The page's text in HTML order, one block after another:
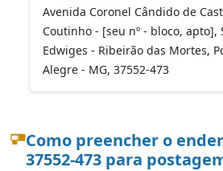
Avenida Coronel Cândido de
Coutinho - [seu nº - bloco, apto],
Edwiges - Ribeirão das Mortes,
Alegre - MG, 37552-473
Como preencher o
37552-473 para